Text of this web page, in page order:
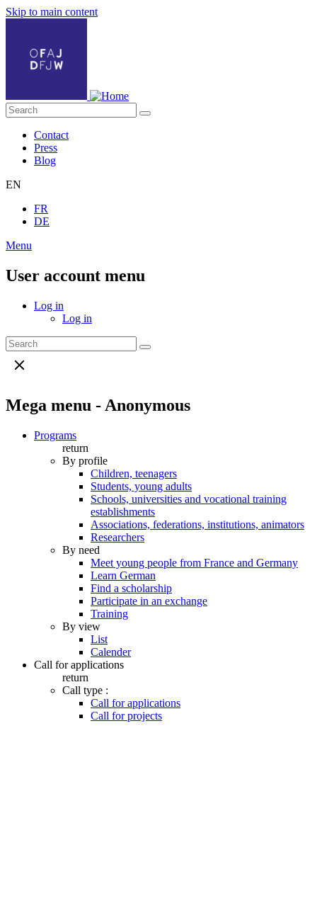
Skip to main content
Contact
Press
Blog
EN
FR
DE
Menu
User account menu
Log in
Log in
Mega menu - Anonymous
Programs
return
By profile
Children, teenagers
Students, young adults
Schools, universities and vocational training
establishments
Associations, federations, institutions, animators
Researchers
By need
Meet young people from France and Germany
Learn German
Find a scholarship
Participate in an exchange
Training
By view
List
Calender
Call for applications
return
Call type :
Call for applications
Call for projects